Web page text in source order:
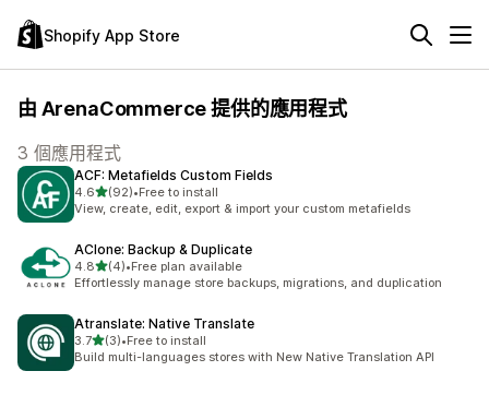
Shopify App Store
由 ArenaCommerce 提供的應用程式
3 個應用程式
ACF: Metafields Custom Fields
4.6滿分 5 顆星
(92)
共有 92 則評價
•Free to install
View, create, edit, export & import your custom metafields
AClone: Backup & Duplicate
4.8滿分 5 顆星
(4)
共有 4 則評價
•Free plan available
Effortlessly manage store backups, migrations, and duplication
Atranslate: Native Translate
3.7滿分 5 顆星
(3)
共有 3 則評價
•Free to install
Build multi-languages stores with New Native Translation API